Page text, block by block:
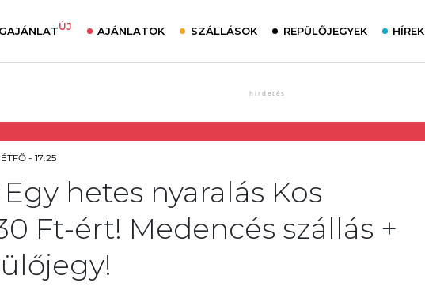
ÚJ AJÁNLATOK SZÁLLÁSOK REPÜLŐJEGYEK HÍREK
- 17:25
hetes nyaralás Kos
Ft-ért! Medencés szállás +